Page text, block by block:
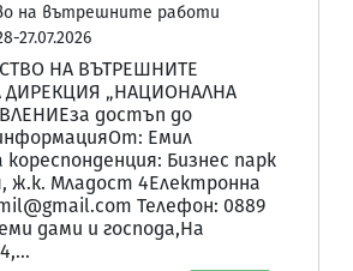
на вътрешните работи
27.07.2026
НА ВЪТРЕШНИТЕ
ДИРЕКЦИЯ „НАЦИОНАЛНА
достъп до
Емил
кореспонденция: Бизнес парк
ж.к. Младост 4Електронна
Телефон: 0889
дами и господа,На